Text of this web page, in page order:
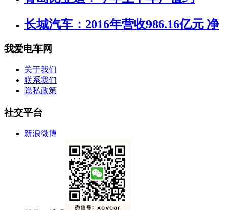
长城汽车：2016年营收986.16亿元 净
我爱电车网
关于我们
联系我们
隐私政策
社交平台
新浪微博